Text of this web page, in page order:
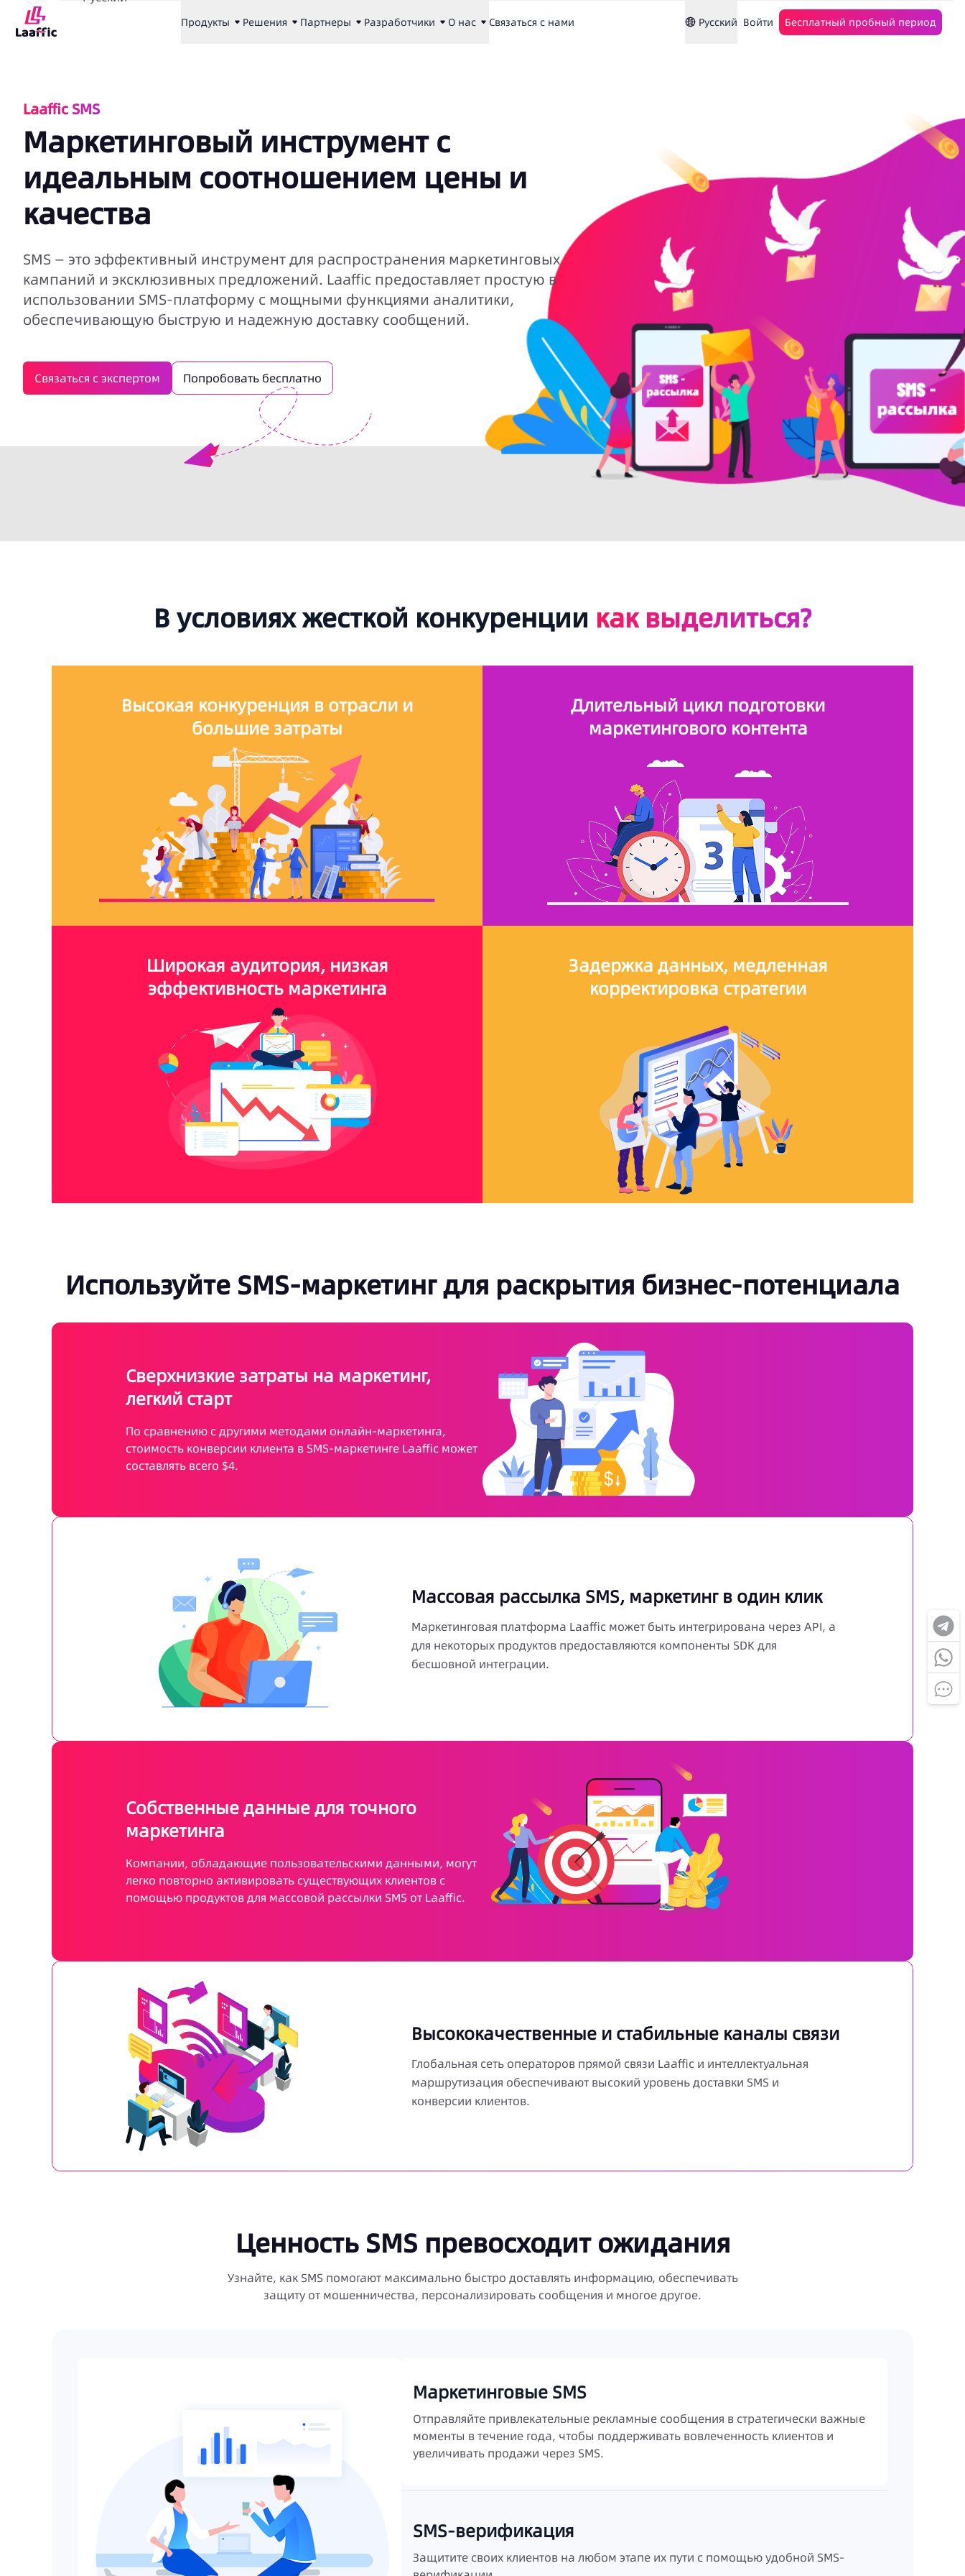
Продукты Решения Партнеры Разработчики О нас Связаться с нами Русский Войти Бесплатный пробный период
Laaffic SMS
Маркетинговый инструмент с
идеальным соотношением цены и
качества
SMS — это эффективный инструмент для распространения маркетинговых
кампаний и эксклюзивных предложений. Laaffic предоставляет простую в
использовании SMS-платформу с мощными функциями аналитики,
обеспечивающую быструю и надежную доставку сообщений.
Связаться с экспертом Попробовать бесплатно
В условиях жесткой конкуренции как выделиться?
Высокая конкуренция в отрасли и
большие затраты
Длительный цикл подготовки
маркетингового контента
Широкая аудитория, низкая
эффективность маркетинга
Задержка данных, медленная
корректировка стратегии
Используйте SMS-маркетинг для раскрытия бизнес-потенциала
Сверхнизкие затраты на маркетинг,
легкий старт
По сравнению с другими методами онлайн-маркетинга,
стоимость конверсии клиента в SMS-маркетинге Laaffic может
составлять всего $4.
Массовая рассылка SMS, маркетинг в один клик
Маркетинговая платформа Laaffic может быть интегрирована через API, а
для некоторых продуктов предоставляются компоненты SDK для
бесшовной интеграции.
Собственные данные для точного
маркетинга
Компании, обладающие пользовательскими данными, могут
легко повторно активировать существующих клиентов с
помощью продуктов для массовой рассылки SMS от Laaffic.
Высококачественные и стабильные каналы связи
Глобальная сеть операторов прямой связи Laaffic и интеллектуальная
маршрутизация обеспечивают высокий уровень доставки SMS и
конверсии клиентов.
Ценность SMS превосходит ожидания
Узнайте, как SMS помогают максимально быстро доставлять информацию, обеспечивать
защиту от мошенничества, персонализировать сообщения и многое другое.
Маркетинговые SMS
Отправляйте привлекательные рекламные сообщения в стратегически важные
моменты в течение года, чтобы поддерживать вовлеченность клиентов и
увеличивать продажи через SMS.
SMS-верификация
Защитите своих клиентов на любом этапе их пути с помощью удобной SMS-